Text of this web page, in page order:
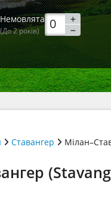
Немовлята
(До 2 років)
Ставангер